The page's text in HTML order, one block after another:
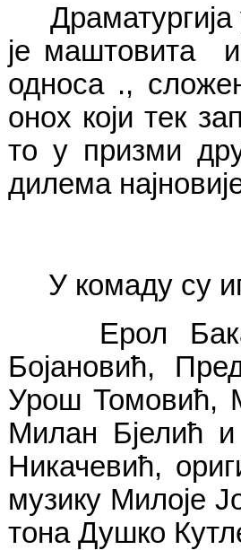
Драматургија
је маштовита
односа .,
онох који тек
то у призми
дилема
У комаду су
Ерол
Бојановић,
Урош Томовић,
Милан Бјелић
Никачевић,
музику Милоје
тона Душко